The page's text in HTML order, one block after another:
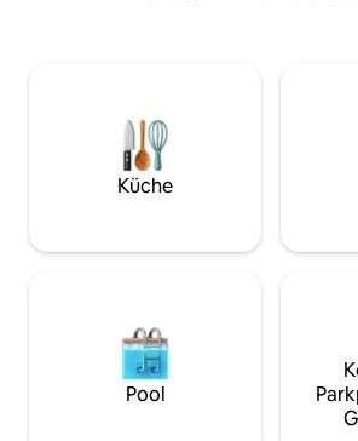
und 1 Stunde vom Flughafen (CLO)
entfernt. Mit Hausmeisterin, die in
einem separaten Haus wohnt. Diese
Buchung beinhaltet NUR die
können arrangiert werden.
Küche
Pool